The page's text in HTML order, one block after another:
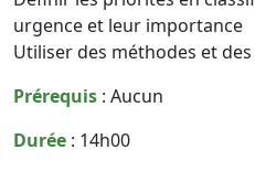
urgence et leur importance
Utiliser des méthodes et
Prérequis : Aucun
Durée : 14h00